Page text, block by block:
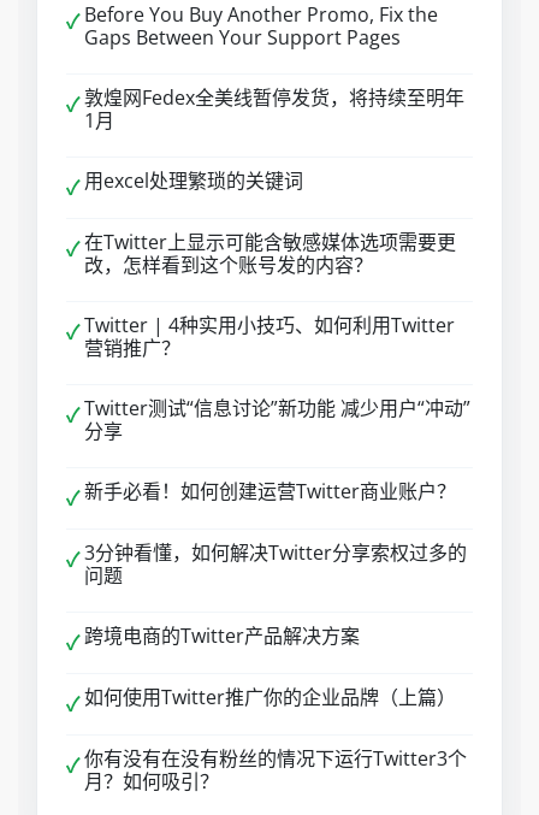
✓ Before You Buy Another Promo, Fix the
Gaps Between Your Support Pages
✓敦煌网Fedex全美线暂停发货，将持续至明年
1月
✓ 用excel处理繁琐的关键词
✓在Twitter上显示可能含敏感媒体选项需要更
改，怎样看到这个账号发的内容？
✓Twitter | 4种实用小技巧、如何利用Twitter
营销推广？
✓Twitter测试“信息讨论”新功能 减少用户“冲动”
分享
✓新手必看！如何创建运营Twitter商业账户？
✓3分钟看懂，如何解决Twitter分享索权过多的
问题
✓ 跨境电商的Twitter产品解决方案
✓如何使用Twitter推广你的企业品牌（上篇）
✓你有没有在没有粉丝的情况下运行Twitter3个
月？如何吸引？